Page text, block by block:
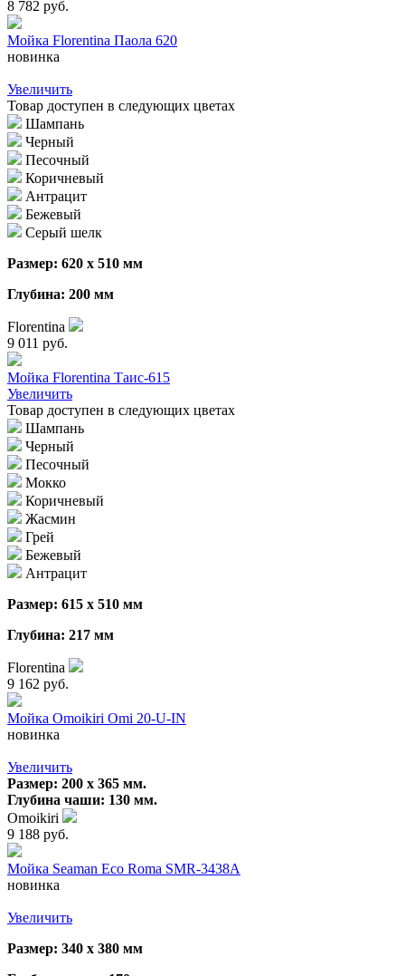
8 782 руб.
Мойка Florentina Паола 620
новинка
Увеличить
Товар доступен в следующих цветах
Шампань
Черный
Песочный
Коричневый
Антрацит
Бежевый
Серый шелк
Размер: 620 х 510 мм
Глубина: 200 мм
Florentina
9 011 руб.
Мойка Florentina Таис-615
Увеличить
Товар доступен в следующих цветах
Шампань
Черный
Песочный
Мокко
Коричневый
Жасмин
Грей
Бежевый
Антрацит
Размер: 615 х 510 мм
Глубина: 217 мм
Florentina
9 162 руб.
Мойка Omoikiri Omi 20-U-IN
новинка
Увеличить
Размер: 200 х 365 мм.
Глубина чаши: 130 мм.
Omoikiri
9 188 руб.
Мойка Seaman Eco Roma SMR-3438A
новинка
Увеличить
Размер: 340 х 380 мм